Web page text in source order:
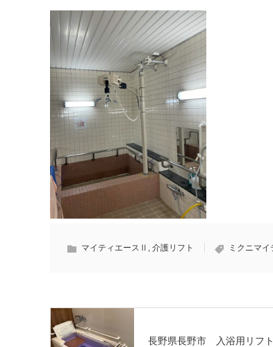
マイティエースⅡ , 介護リフト ミクニマ
長野県長野市 入浴用リフ